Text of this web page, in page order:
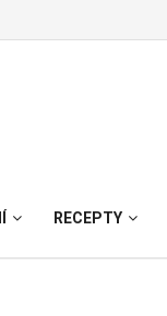
RECEPTY